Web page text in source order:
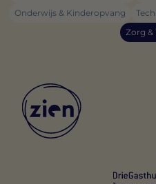
Onderwijs & Kinderopvang
Zorg &